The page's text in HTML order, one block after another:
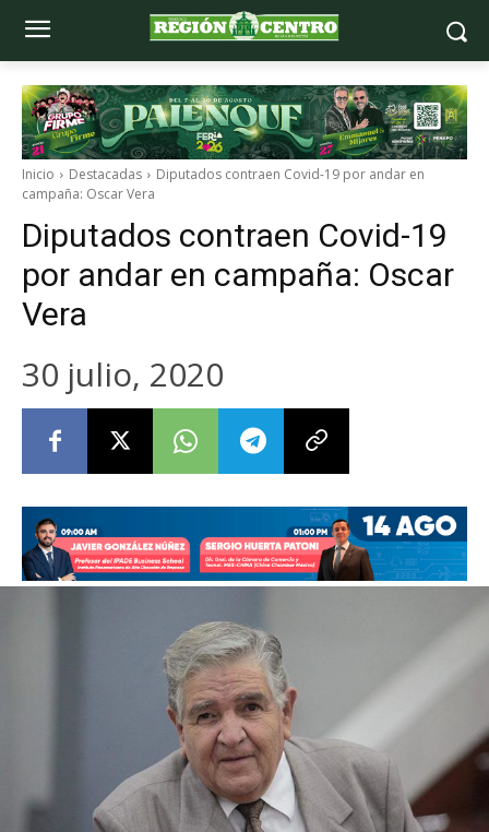
Inicio Destacadas
Diputados contraen Covid-19 por andar en
campaña: Oscar Vera
Diputados contraen Covid-19
por andar en campaña: Oscar
Vera
30 julio, 2020